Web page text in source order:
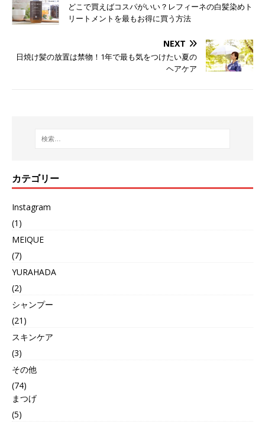
どこで買えばコスパがいい？レフィーネの白髪染めト
リートメントを最もお得に買う方法
NEXT
日焼け髪の放置は禁物！1年で最も気をつけたい夏の
ヘアケア
カテゴリー
Instagram
(1)
MEIQUE
(7)
YURAHADA
(2)
シャンプー
(21)
スキンケア
(3)
その他
(74)
まつげ
(5)